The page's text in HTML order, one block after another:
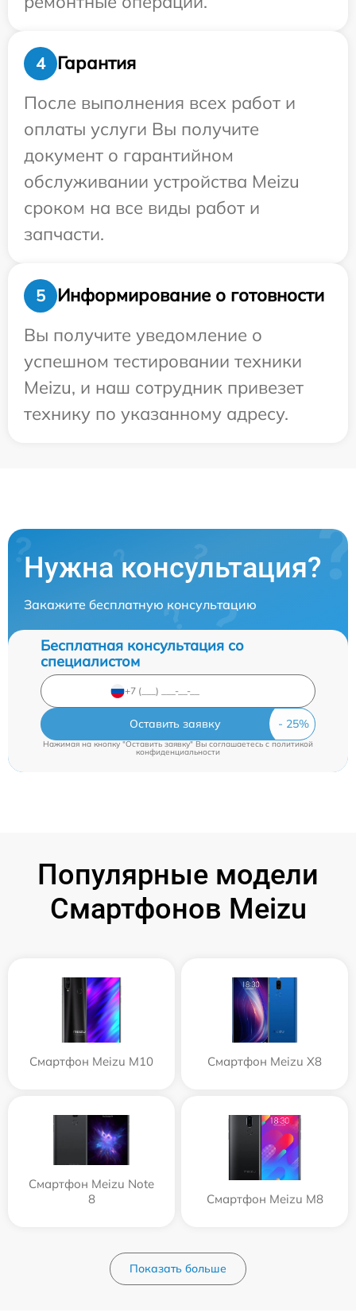
4
Гарантия
После выполнения всех работ и
оплаты услуги Вы получите
документ о гарантийном
обслуживании устройства Meizu
сроком на все виды работ и
запчасти.
5
Информирование о готовности
Вы получите уведомление о
успешном тестировании техники
Meizu, и наш сотрудник привезет
технику по указанному адресу.
Нужна консультация?
Закажите бесплатную консультацию
Бесплатная консультация со
специалистом
Оставить заявку
Нажимая на кнопку "Оставить заявку" Вы соглашаетесь cполитикой
конфиденциальности
Популярные модели
Смартфонов Meizu
Смартфон Meizu M10 Смартфон Meizu X8
Смартфон Meizu Note
8
Смартфон Meizu M8
Показать больше